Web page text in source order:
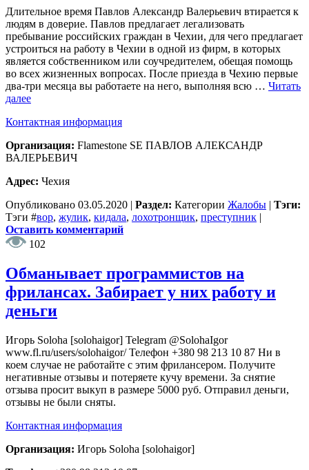
Длительное время Павлов Александр Валерьевич втирается к
людям в доверие. Павлов предлагает легализовать
пребывание российских граждан в Чехии, для чего предлагает
устроиться на работу в Чехии в одной из фирм, в которых
является собственником или соучредителем, обещая помощь
во всех жизненных вопросах. После приезда в Чехию первые
два-три месяца вы работаете на него, выполняя всю … Читать
далее
Контактная информация
Организация: Flamestone SE ПАВЛОВ АЛЕКСАНДР
ВАЛЕРЬЕВИЧ
Адрес: Чехия
Опубликовано 03.05.2020 | Раздел: Категории Жалобы | Тэги:
Тэги #вор, жулик, кидала, лохотронщик, преступник |
Оставить комментарий
102
Обманывает программистов на
фрилансах. Забирает у них работу и
деньги
Игорь Soloha [solohaigor] Telegram @SolohaIgor
www.fl.ru/users/solohaigor/ Телефон +380 98 213 10 87 Ни в
коем случае не работайте с этим фрилансером. Получите
негативные отзывы и потеряете кучу времени. За снятие
отзыва просит выкуп в размере 5000 руб. Отправил деньги,
отзывы не были сняты.
Контактная информация
Организация: Игорь Soloha [solohaigor]